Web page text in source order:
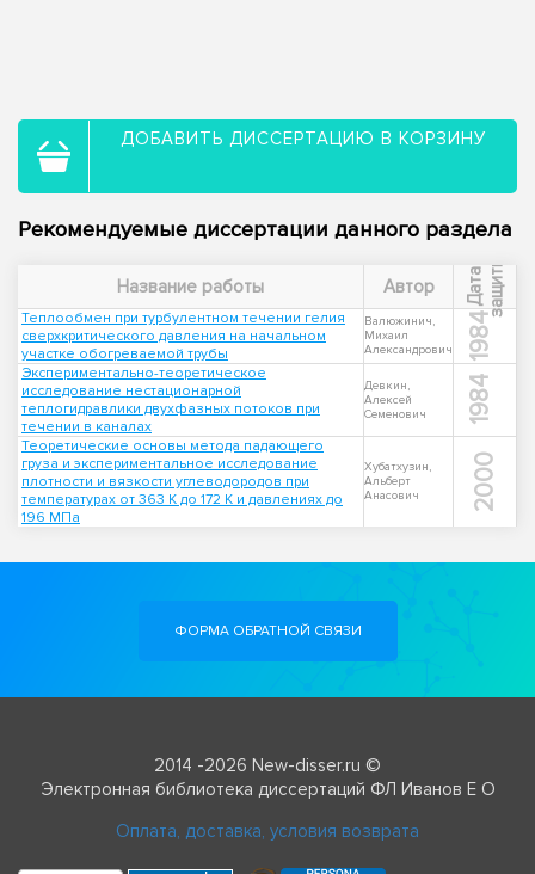
ДОБАВИТЬ ДИССЕРТАЦИЮ В КОРЗИНУ
Рекомендуемые диссертации данного раздела
Название работы Автор Д
а
т
а
з
а
щ
и
т ы
Теплообмен при турбулентном течении гелия
сверхкритического давления на начальном
участке обогреваемой трубы
Валюжинич,
Михаил
Александрович
1984
Экспериментально-теоретическое
исследование нестационарной
теплогидравлики двухфазных потоков при
течении в каналах
Девкин,
Алексей
Семенович
1984
Теоретические основы метода падающего
груза и экспериментальное исследование
плотности и вязкости углеводородов при
температурах от 363 К до 172 К и давлениях до
196 МПа
Хубатхузин,
Альберт
Анасович
2000
ФОРМА ОБРАТНОЙ СВЯЗИ
2014 -2026 New-disser.ru ©
Электронная библиотека диссертаций ФЛ Иванов Е О
Оплата, доставка, условия возврата